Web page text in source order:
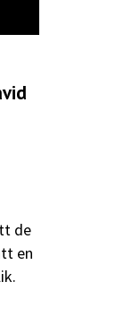
de
en